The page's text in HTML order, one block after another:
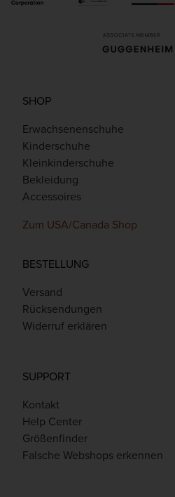
SHOP
Erwachsenenschuhe
Kinderschuhe
Kleinkinderschuhe
Bekleidung
Accessoires
Zum USA/Canada Shop
BESTELLUNG
Versand
Rücksendungen
Widerruf erklären
SUPPORT
Kontakt
Help Center
Größenfinder
Falsche Webshops erkennen